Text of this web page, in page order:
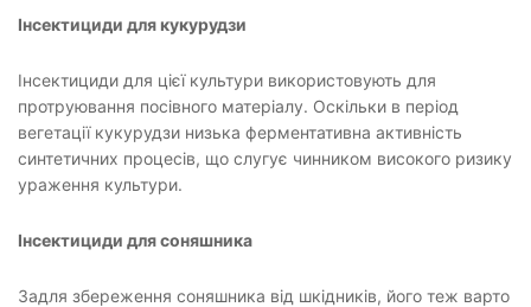
Інсектициди для кукурудзи
Інсектициди для цієї культури використовують для
протруювання посівного матеріалу. Оскільки в період
вегетації кукурудзи низька ферментативна активність
синтетичних процесів, що слугує чинником високого ризику
ураження культури.
Інсектициди для соняшника
Задля збереження соняшника від шкідників, його теж варто